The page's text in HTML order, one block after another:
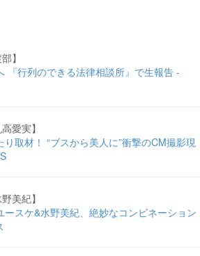
】
『行列のできる法律相談所』で生報告 -
愛実】
取材！ “ブスから美人に”衝撃のCM撮影現
美紀】
ースケ&水野美紀、絶妙なコンビネーション